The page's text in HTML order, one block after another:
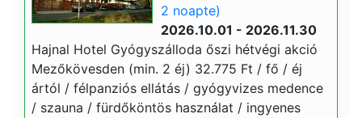
2 noapte)
2026.10.01 - 2026.11.30
Hajnal Hotel Gyógyszálloda őszi hétvégi akció
Mezőkövesden (min. 2 éj) 32.775 Ft / fő / éj
ártól / félpanziós ellátás / gyógyvizes medence
/ szauna / fürdőköntös használat / ingyenes